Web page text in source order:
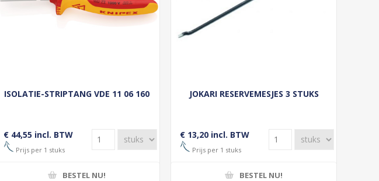
ISOLATIE-STRIPTANG VDE 11 06 160
€ 44,55 incl. BTW
Prijs per 1 stuks
BESTEL NU!
JOKARI RESERVEMESJES 3 STUKS
€ 13,20 incl. BTW
Prijs per 1 stuks
BESTEL NU!